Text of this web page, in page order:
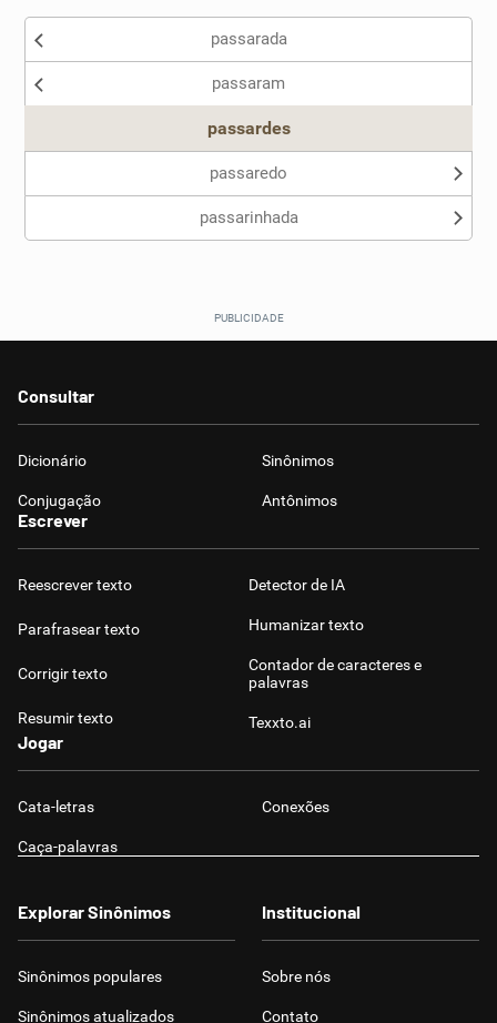
Nenhum dos sinônimos apresentados me ajudou
passarada
passaram
passardes
passaredo
passarinhada
Consultar
Dicionário Sinônimos
Conjugação Antônimos
Escrever
Reescrever texto
Parafrasear texto
Corrigir texto
Resumir texto
Detector de IA
Humanizar texto
Contador de caracteres e
palavras
Texxto.ai
Jogar
Cata-letras Conexões
Caça-palavras
Explorar Sinônimos
Sinônimos populares
Sinônimos atualizados
Institucional
Sobre nós
Contato